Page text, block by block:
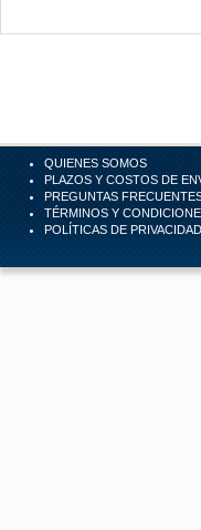
QUIENES SOMOS
PLAZOS Y COSTOS DE
PREGUNTAS
TÉRMINOS Y
POLÍTICAS DE PRIVACIDAD